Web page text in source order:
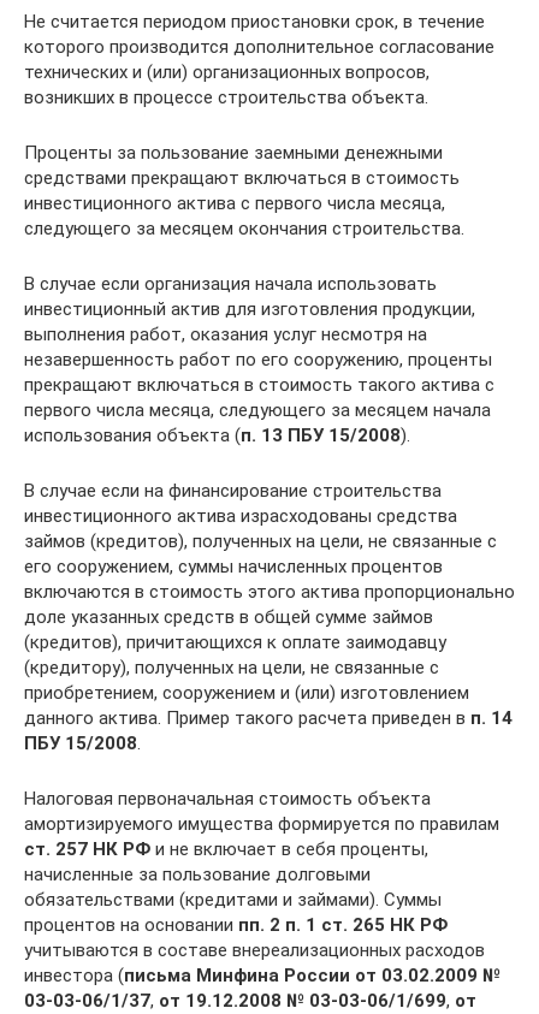
Не считается периодом приостановки срок, в течение
которого производится дополнительное согласование
технических и (или) организационных вопросов,
возникших в процессе строительства объекта.
Проценты за пользование заемными денежными
средствами прекращают включаться в стоимость
инвестиционного актива с первого числа месяца,
следующего за месяцем окончания строительства.
В случае если организация начала использовать
инвестиционный актив для изготовления продукции,
выполнения работ, оказания услуг несмотря на
незавершенность работ по его сооружению, проценты
прекращают включаться в стоимость такого актива с
первого числа месяца, следующего за месяцем начала
использования объекта (п. 13 ПБУ 15/2008).
В случае если на финансирование строительства
инвестиционного актива израсходованы средства
займов (кредитов), полученных на цели, не связанные с
его сооружением, суммы начисленных процентов
включаются в стоимость этого актива пропорционально
доле указанных средств в общей сумме займов
(кредитов), причитающихся к оплате заимодавцу
(кредитору), полученных на цели, не связанные с
приобретением, сооружением и (или) изготовлением
данного актива. Пример такого расчета приведен в п. 14
ПБУ 15/2008.
Налоговая первоначальная стоимость объекта
амортизируемого имущества формируется по правилам
ст. 257 НК РФ и не включает в себя проценты,
начисленные за пользование долговыми
обязательствами (кредитами и займами). Суммы
процентов на основании пп. 2 п. 1 ст. 265 НК РФ
учитываются в составе внереализационных расходов
инвестора (письма Минфина России от 03.02.2009 №
03‑03‑06/1/37, от 19.12.2008 № 03‑03‑06/1/699, от